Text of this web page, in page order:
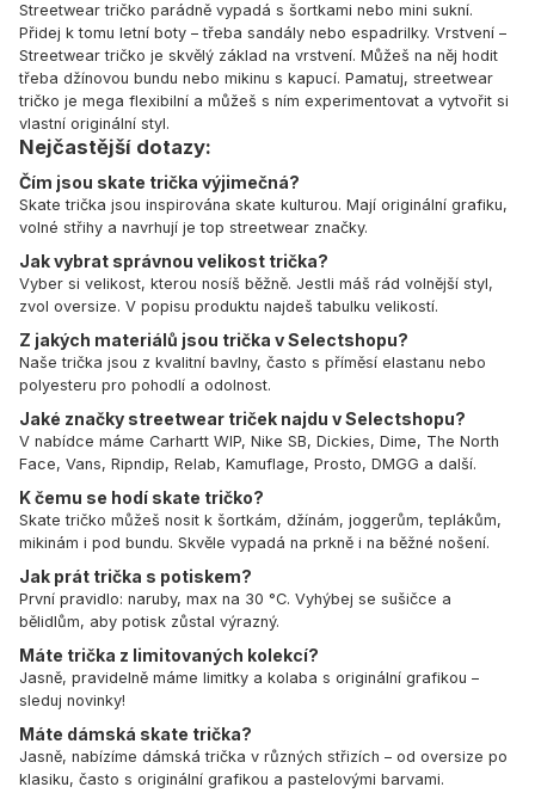
Streetwear tričko parádně vypadá s šortkami nebo mini sukní.
Přidej k tomu letní boty – třeba sandály nebo espadrilky. Vrstvení –
Streetwear tričko je skvělý základ na vrstvení. Můžeš na něj hodit
třeba džínovou bundu nebo mikinu s kapucí. Pamatuj, streetwear
tričko je mega flexibilní a můžeš s ním experimentovat a vytvořit si
vlastní originální styl.
Nejčastější dotazy:
Čím jsou skate trička výjimečná?
Skate trička jsou inspirována skate kulturou. Mají originální grafiku,
volné střihy a navrhují je top streetwear značky.
Jak vybrat správnou velikost trička?
Vyber si velikost, kterou nosíš běžně. Jestli máš rád volnější styl,
zvol oversize. V popisu produktu najdeš tabulku velikostí.
Z jakých materiálů jsou trička v Selectshopu?
Naše trička jsou z kvalitní bavlny, často s příměsí elastanu nebo
polyesteru pro pohodlí a odolnost.
Jaké značky streetwear triček najdu v Selectshopu?
V nabídce máme Carhartt WIP, Nike SB, Dickies, Dime, The North
Face, Vans, Ripndip, Relab, Kamuflage, Prosto, DMGG a další.
K čemu se hodí skate tričko?
Skate tričko můžeš nosit k šortkám, džínám, joggerům, teplákům,
mikinám i pod bundu. Skvěle vypadá na prkně i na běžné nošení.
Jak prát trička s potiskem?
První pravidlo: naruby, max na 30 °C. Vyhýbej se sušičce a
bělidlům, aby potisk zůstal výrazný.
Máte trička z limitovaných kolekcí?
Jasně, pravidelně máme limitky a kolaba s originální grafikou –
sleduj novinky!
Máte dámská skate trička?
Jasně, nabízíme dámská trička v různých střizích – od oversize po
klasiku, často s originální grafikou a pastelovými barvami.